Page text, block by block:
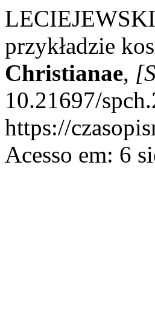
przykładzie
Christianae,
10.21697/
https://
Acesso em: 6